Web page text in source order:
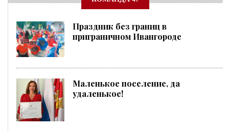
Праздник без границ в
приграничном Ивангороде
Маленькое поселение, да
удаленькое!